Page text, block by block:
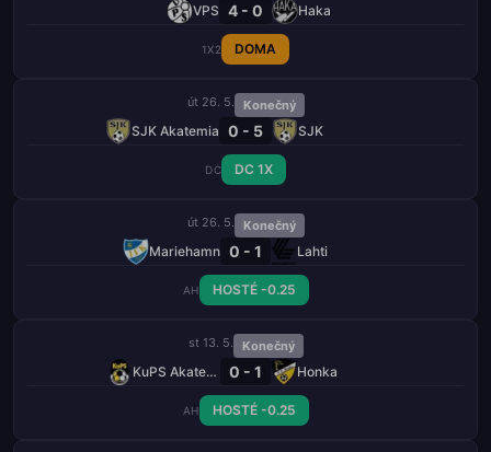
VPS 4 - 0 Haka
1X2 DOMA
út 26. 5. Konečný
SJK Akatemia 0 - 5 SJK
DC DC 1X
út 26. 5. Konečný
Mariehamn 0 - 1 Lahti
AH HOSTÉ -0.25
st 13. 5. Konečný
KuPS Akatemia 0 - 1 Honka
AH HOSTÉ -0.25